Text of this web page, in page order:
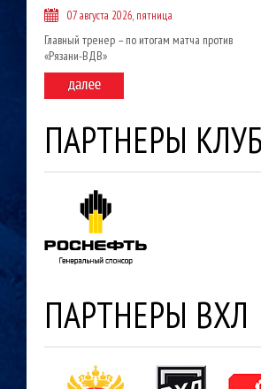
07 августа 2026, пятница
Главный тренер – по итогам матча против
«Рязани-ВДВ»
ПАРТНЕРЫ
ПАРТНЕРЫ ВХЛ